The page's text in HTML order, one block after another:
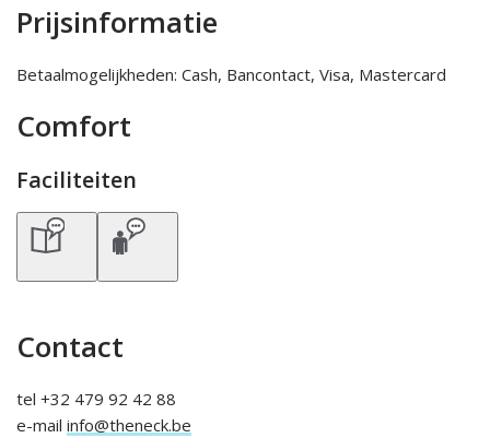
Prijsinformatie
Betaalmogelijkheden: Cash, Bancontact, Visa, Mastercard
Comfort
Faciliteiten
Contact
tel +32 479 92 42 88
e-mail info@theneck.be